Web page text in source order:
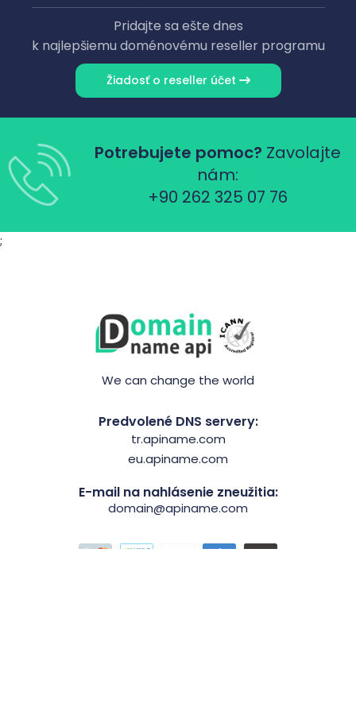
Pridajte sa ešte dnes
k najlepšiemu doménovému reseller programu
Žiadosť o reseller účet
Potrebujete pomoc? Zavolajte
nám:
+90 262 325 07 76
;
We can change the world
Predvolené DNS servery:
tr.apiname.com
eu.apiname.com
E-mail na nahlásenie zneužitia:
domain@apiname.com